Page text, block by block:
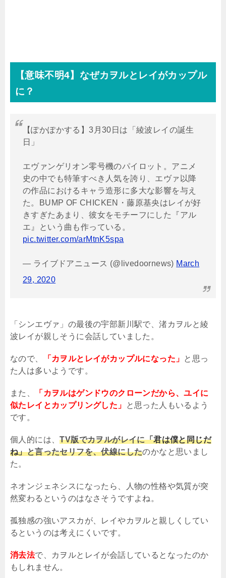
【意味不明4】なぜカヲルとレイがカップル
に？
【ぽかぽかする】3月30日は「綾波レイの誕生
日」
エヴァンゲリオン零号機のパイロット。アニメ
史の中でも特筆すべき人気を誇り、エヴァ以降
の作品におけるキャラ造形に多大な影響を与え
た。BUMP OF CHICKEN・藤原基央はレイが好
きすぎたあまり、彼女をモチーフにした『アル
エ』という曲も作っている。
pic.twitter.com/arMtnK5spa
— ライブドアニュース (@livedoornews) March
29, 2020
「シンエヴァ」の最後の宇部新川駅で、渚カヲルと綾
波レイが親しそうに会話していました。
なので、 「カヲルとレイがカップルになった」 と思っ
た人は多いようです。
また、
「カヲルはゲンドウのクローンだから、ユイに
似たレイとカップリングした」
と思った人もいるよう
です。
個人的には、TV版でカヲルがレイに「君は僕と同じだ
ね」と言ったセリフを、伏線にしたのかなと思いまし
た。
ネオンジェネシスになったら、人物の性格や気質が突
然変わるというのはなさそうですよね。
孤独感の強いアスカが、レイやカヲルと親しくしてい
るというのは考えにくいです。
消去法で、カヲルとレイが会話しているとなったのか
もしれません。